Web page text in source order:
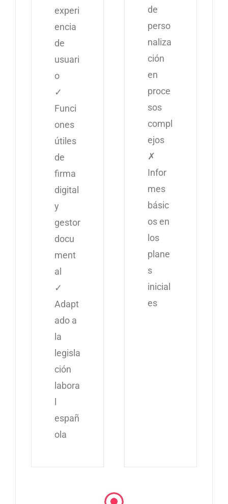
experi
encia
de
usuari
o
✓
Funci
ones
útiles
de
firma
digital
y
gestor
docu
ment
al
✓
Adapt
ado a
la
legisla
ción
labora
l
españ
ola
de
perso
naliza
ción
en
proce
sos
compl
ejos
✗
Infor
mes
básic
os en
los
plane
s
inicial
es